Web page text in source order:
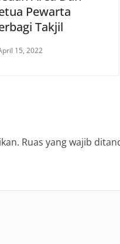
Pewarta
Takjil
15, 2022
Ruas yang wajib